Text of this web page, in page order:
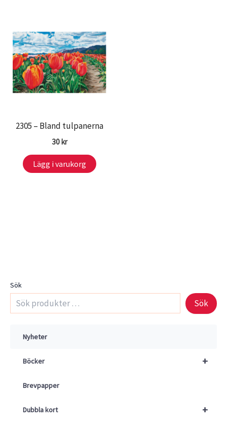
Sök
Sök
Nyheter
+
Böcker
Brevpapper
+
Dubbla kort
2305 – Bland tulpanerna
30 kr
Lägg i varukorg